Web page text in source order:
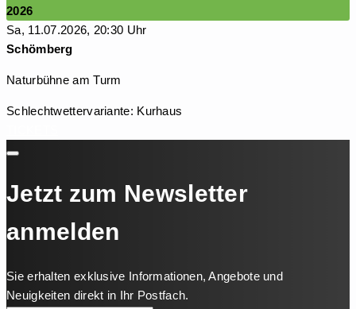
2026
Sa, 11.07.2026, 20:30 Uhr
Schömberg
Naturbühne am Turm
Schlechtwettervariante: Kurhaus
Jetzt zum Newsletter
anmelden
Sie erhalten exklusive Informationen, Angebote und
Neuigkeiten direkt in Ihr Postfach.